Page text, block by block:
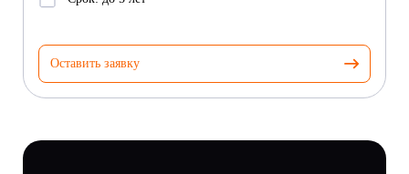
Оставить заявку